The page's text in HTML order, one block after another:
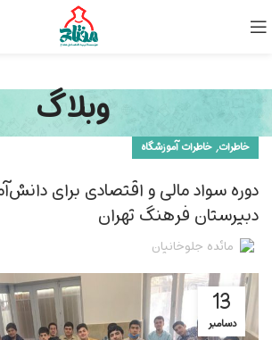
وبلاگ
خاطرات, خاطرات آموزشگاه
دوره سواد مالی و اقتصادی برای
دبیرستان فرهنگ تهران
مائده جلوخانیان
13
دسامبر